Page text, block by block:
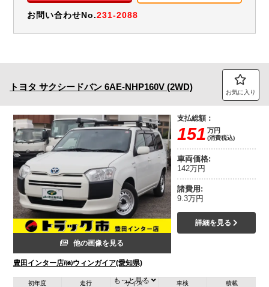
お問い合わせNo.231-2088
トヨタ サクシードバン 6AE-NHP160V (2WD) お気に入り
他の画像を見る
豊田インター店/㈱ウィンガイア(愛知県)
支払総額：
151 万円
(消費税込)
車両価格:
142万円
諸費用:
9.3万円
詳細を見る
初年度 走行 サイズ 車検 積載
もっと見る